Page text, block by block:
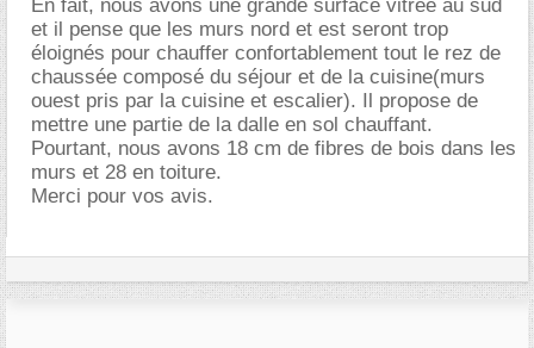
En fait, nous avons une grande surface vitrée au sud
et il pense que les murs nord et est seront trop
éloignés pour chauffer confortablement tout le rez de
chaussée composé du séjour et de la cuisine(murs
ouest pris par la cuisine et escalier). Il propose de
mettre une partie de la dalle en sol chauffant.
Pourtant, nous avons 18 cm de fibres de bois dans les
murs et 28 en toiture.
Merci pour vos avis.